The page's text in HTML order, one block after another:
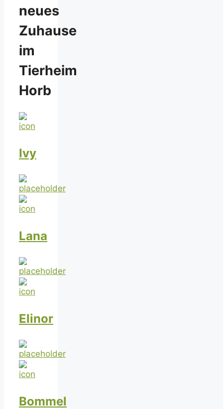
neues
Zuhause
im
Tierheim
Horb
Ivy
Lana
Elinor
Bommel